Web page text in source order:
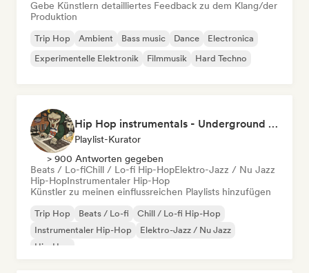
Gebe Künstlern detailliertes Feedback zu dem Klang/der
Produktion
Trip Hop Ambient Bass music Dance
Electronica
Experimentelle Elektronik
Filmmusik Hard Techno
Hip Hop instrumentals - Underground boombap & Lo Fi Hip Hop (by Snaap)
Playlist-Kurator
> 900 Antworten gegeben
Beats / Lo-fiChill / Lo-fi Hip-HopElektro-Jazz / Nu Jazz
Hip-HopInstrumentaler Hip-Hop
Künstler zu meinen einflussreichen Playlists hinzufügen
Trip Hop Beats / Lo-fi
Chill / Lo-fi Hip-Hop
Instrumentaler Hip-Hop
Elektro-Jazz / Nu Jazz
Hip-Hop